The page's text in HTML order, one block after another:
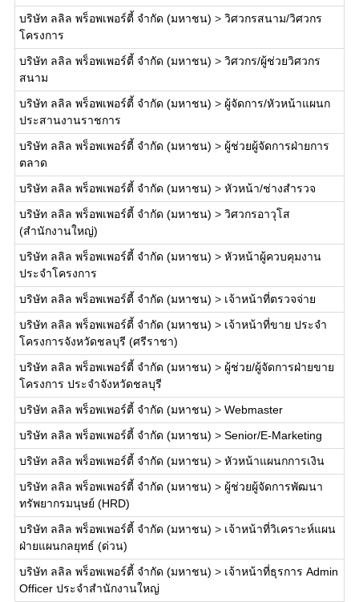
บริษัท ลลิล พร็อพเพอร์ตี้ จำกัด (มหาชน) > วิศวกรสนาม/วิศวกร
โครงการ
บริษัท ลลิล พร็อพเพอร์ตี้ จำกัด (มหาชน) > วิศวกร/ผู้ช่วยวิศวกร
สนาม
บริษัท ลลิล พร็อพเพอร์ตี้ จำกัด (มหาชน) > ผู้จัดการ/หัวหน้าแผนก
ประสานงานราชการ
บริษัท ลลิล พร็อพเพอร์ตี้ จำกัด (มหาชน) > ผู้ช่วยผู้จัดการฝ่ายการ
ตลาด
บริษัท ลลิล พร็อพเพอร์ตี้ จำกัด (มหาชน) > หัวหน้า/ช่างสำรวจ
บริษัท ลลิล พร็อพเพอร์ตี้ จำกัด (มหาชน) > วิศวกรอาวุโส
(สำนักงานใหญ่)
บริษัท ลลิล พร็อพเพอร์ตี้ จำกัด (มหาชน) > หัวหน้าผู้ควบคุมงาน
ประจำโครงการ
บริษัท ลลิล พร็อพเพอร์ตี้ จำกัด (มหาชน) > เจ้าหน้าที่ตรวจจ่าย
บริษัท ลลิล พร็อพเพอร์ตี้ จำกัด (มหาชน) > เจ้าหน้าที่ขาย ประจำ
โครงการจังหวัดชลบุรี (ศรีราชา)
บริษัท ลลิล พร็อพเพอร์ตี้ จำกัด (มหาชน) > ผู้ช่วย/ผู้จัดการฝ่ายขาย
โครงการ ประจำจังหวัดชลบุรี
บริษัท ลลิล พร็อพเพอร์ตี้ จำกัด (มหาชน) > Webmaster
บริษัท ลลิล พร็อพเพอร์ตี้ จำกัด (มหาชน) > Senior/E-Marketing
บริษัท ลลิล พร็อพเพอร์ตี้ จำกัด (มหาชน) > หัวหน้าแผนกการเงิน
บริษัท ลลิล พร็อพเพอร์ตี้ จำกัด (มหาชน) > ผู้ช่วยผู้จัดการพัฒนา
ทรัพยากรมนุษย์ (HRD)
บริษัท ลลิล พร็อพเพอร์ตี้ จำกัด (มหาชน) > เจ้าหน้าที่วิเคราะห์แผน
ฝ่ายแผนกลยุทธ์ (ด่วน)
บริษัท ลลิล พร็อพเพอร์ตี้ จำกัด (มหาชน) > เจ้าหน้าที่ธุรการ Admin
Officer ประจำสำนักงานใหญ่